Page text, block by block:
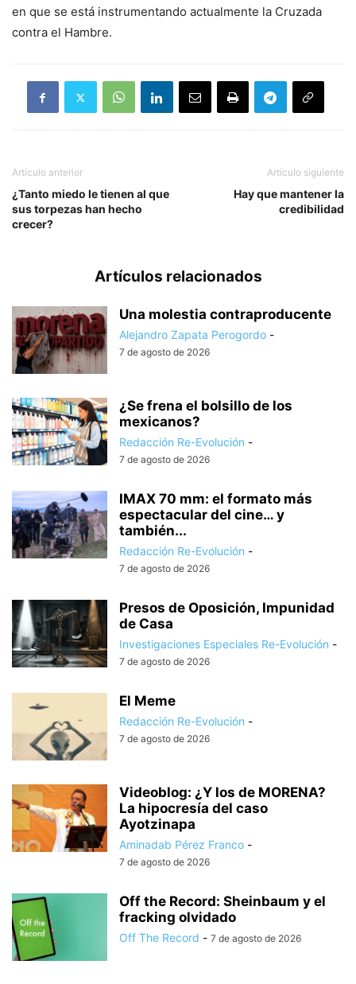
en que se está instrumentando actualmente la Cruzada
contra el Hambre.
Artículo anterior
¿Tanto miedo le tienen al que
sus torpezas han hecho
crecer?
Artículo siguiente
Hay que mantener la
credibilidad
Artículos relacionados
Una molestia contraproducente
Alejandro Zapata Perogordo -
7 de agosto de 2026
¿Se frena el bolsillo de los
mexicanos?
Redacción Re-Evolución -
7 de agosto de 2026
IMAX 70 mm: el formato más
espectacular del cine… y
también...
Redacción Re-Evolución -
7 de agosto de 2026
Presos de Oposición, Impunidad
de Casa
Investigaciones Especiales Re-Evolución -
7 de agosto de 2026
El Meme
Redacción Re-Evolución -
7 de agosto de 2026
Videoblog: ¿Y los de MORENA?
La hipocresía del caso
Ayotzinapa
Aminadab Pérez Franco -
7 de agosto de 2026
Off the Record: Sheinbaum y el
fracking olvidado
Off The Record - 7 de agosto de 2026